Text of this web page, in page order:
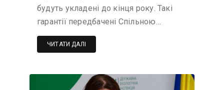
будуть укладені до кінця року. Такі
гарантії передбачені Спільною…
ЧИТАТИ ДАЛІ